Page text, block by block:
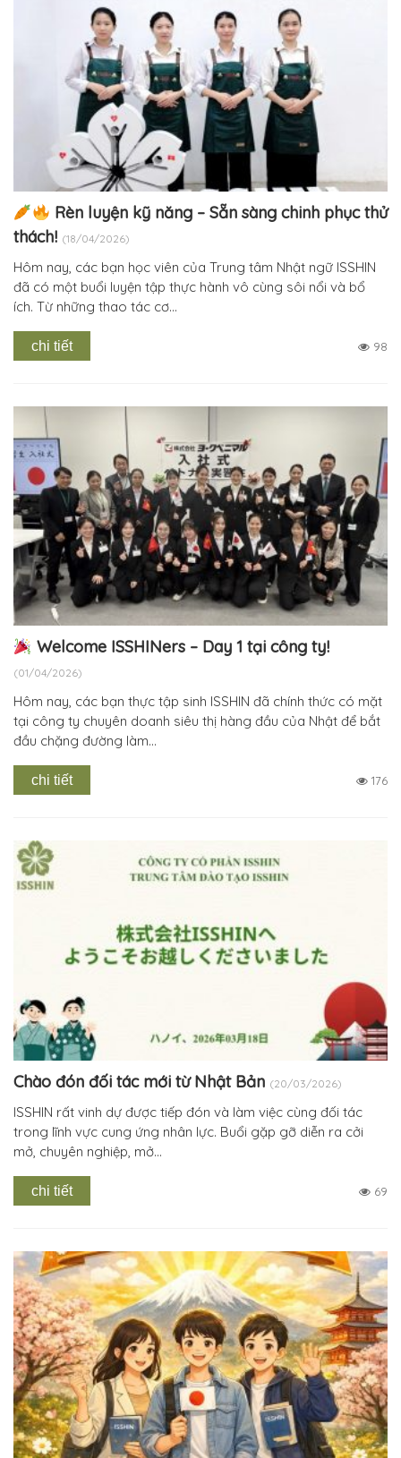
Rèn luyện kỹ năng – Sẵn sàng chinh phục thử
thách! (18/04/2026)
Hôm nay, các bạn học viên của Trung tâm Nhật ngữ ISSHIN
đã có một buổi luyện tập thực hành vô cùng sôi nổi và bổ
ích. Từ những thao tác cơ...
chi tiết 98
Welcome ISSHINers – Day 1 tại công ty!
(01/04/2026)
Hôm nay, các bạn thực tập sinh ISSHIN đã chính thức có mặt
tại công ty chuyên doanh siêu thị hàng đầu của Nhật để bắt
đầu chặng đường làm...
chi tiết 176
Chào đón đối tác mới từ Nhật Bản (20/03/2026)
ISSHIN rất vinh dự được tiếp đón và làm việc cùng đối tác
trong lĩnh vực cung ứng nhân lực. Buổi gặp gỡ diễn ra cởi
mở, chuyên nghiệp, mở...
chi tiết 69